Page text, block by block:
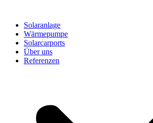
Solaranlage
Wärmepumpe
Solarcarports
Über uns
Referenzen